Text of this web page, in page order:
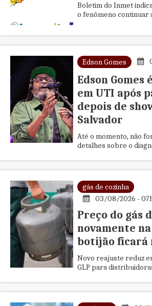
Boletim do Inmet
o fenômeno continuar
Edson Gomes
Edson
em UTI após
depois de
Salvador
Até o momento, não
detalhes sobre o
gás de cozinha
03/08/2026 -
Preço do gás
novamente
botijão ficará
Novo reajuste reduz
GLP para